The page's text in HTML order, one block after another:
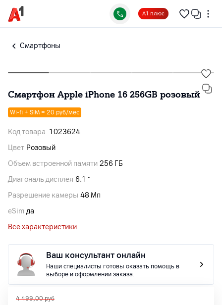
А1 плюс
Смартфоны
Смартфон Apple iPhone 16 256GB розовый
Wi-fi + SIM = 20 руб/мес
Код товара 1023624
Цвет Розовый
Объем встроенной памяти 256 ГБ
Диагональ дисплея 6.1 ″
Разрешение камеры 48 Мп
eSim да
Все характеристики
Ваш консультант онлайн
Наши специалисты готовы оказать помощь в
выборе и оформлении заказа.
4 499,00 руб